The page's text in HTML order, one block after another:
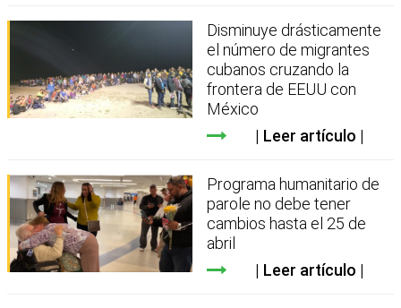
Disminuye drásticamente
el número de migrantes
cubanos cruzando la
frontera de EEUU con
México
Leer artículo
Programa humanitario de
parole no debe tener
cambios hasta el 25 de
abril
Leer artículo